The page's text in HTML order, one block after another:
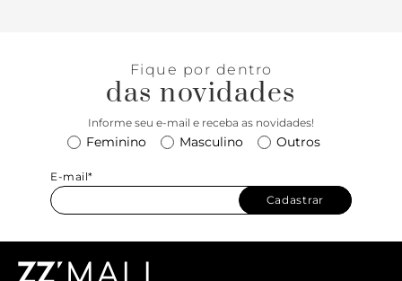
Fique por dentro
das novidades
Informe seu e-mail e receba as novidades!
Feminino Masculino Outros
E-mail*
Cadastrar